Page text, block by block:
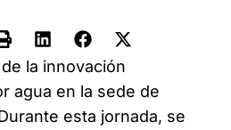
la innovación
agua en la sede de
esta jornada, se